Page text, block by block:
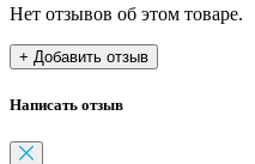
Нет отзывов об этом товаре.
+ Добавить отзыв
Написать отзыв